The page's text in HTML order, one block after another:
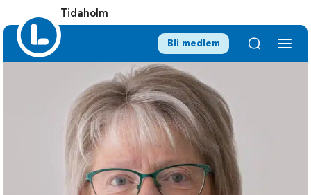
Tidaholm
Bli medlem